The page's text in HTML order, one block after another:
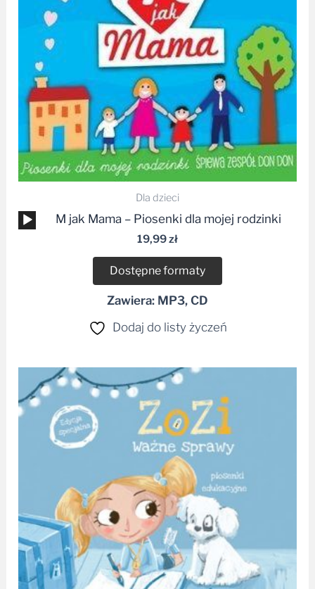
Dla dzieci
Odtwarzacz
plików
M jak Mama – Piosenki dla mojej rodzinki
19,99zł
Dostępne formaty
Zawiera: MP3, CD
Dodaj do listy życzeń
od
28,99 zł
do
37,99 zł